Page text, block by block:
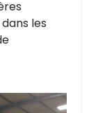
les